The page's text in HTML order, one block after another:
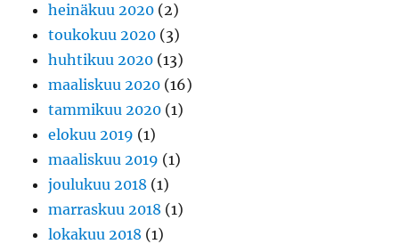
heinäkuu 2020 (2)
toukokuu 2020 (3)
huhtikuu 2020 (13)
maaliskuu 2020 (16)
tammikuu 2020 (1)
elokuu 2019 (1)
maaliskuu 2019 (1)
joulukuu 2018 (1)
marraskuu 2018 (1)
lokakuu 2018 (1)